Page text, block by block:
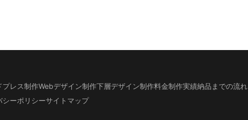
プレス制作Webデザイン制作下層デザイン制作料金制作実績納品までの流れ
シーポリシーサイトマップ